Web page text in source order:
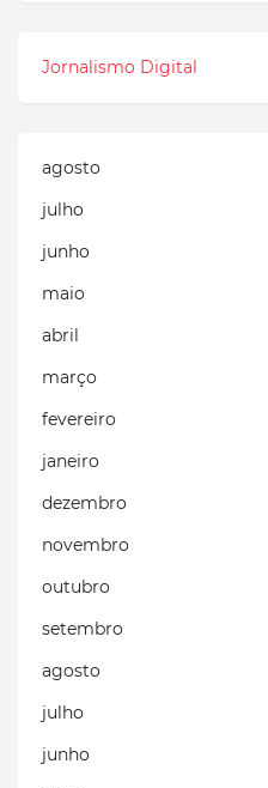
Jornalismo Digital
agosto
julho
junho
maio
abril
março
fevereiro
janeiro
dezembro
novembro
outubro
setembro
agosto
julho
junho